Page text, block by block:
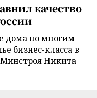
качество
дома по многим
бизнес-класса в
Никита